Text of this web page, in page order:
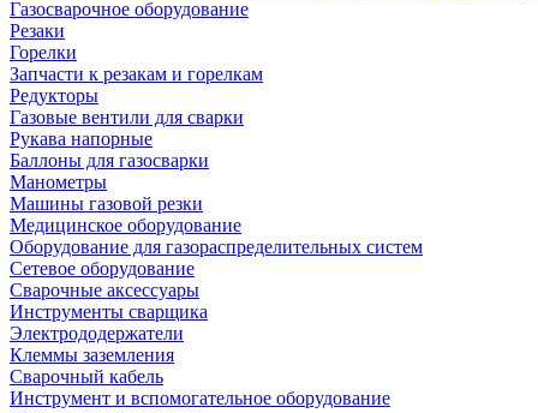
Газосварочное оборудование
Резаки
Горелки
Запчасти к резакам и горелкам
Редукторы
Газовые вентили для сварки
Рукава напорные
Баллоны для газосварки
Манометры
Машины газовой резки
Медицинское оборудование
Оборудование для газораспределительных систем
Сетевое оборудование
Сварочные аксессуары
Инструменты сварщика
Электрододержатели
Клеммы заземления
Сварочный кабель
Инструмент и вспомогательное оборудование